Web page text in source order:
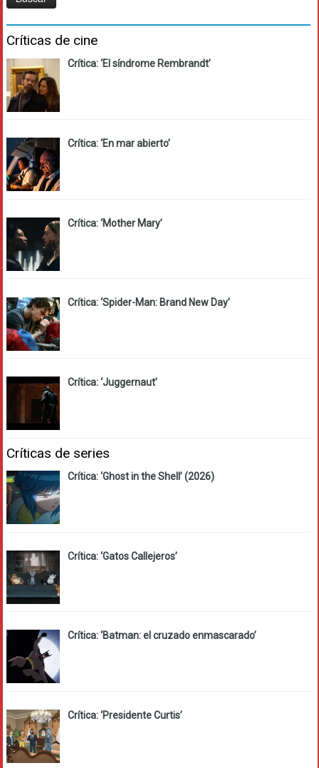
Críticas de cine
Crítica: ‘El síndrome Rembrandt’
Crítica: ‘En mar abierto’
Crítica: ‘Mother Mary’
Crítica: ‘Spider-Man: Brand New Day’
Crítica: ‘Juggernaut’
Críticas de series
Crítica: ‘Ghost in the Shell’ (2026)
Crítica: ‘Gatos Callejeros’
Crítica: ‘Batman: el cruzado enmascarado’
Crítica: ‘Presidente Curtis’